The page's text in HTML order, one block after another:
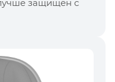
защищён с